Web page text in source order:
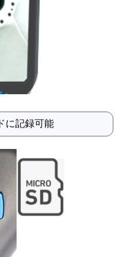
に記録可能